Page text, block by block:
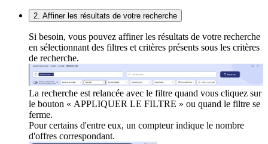
2. Affiner les résultats de votre recherche
Si besoin, vous pouvez affiner les résultats de votre recherche
en sélectionnant des filtres et critères présents sous les critères
de recherche.
La recherche est relancée avec le filtre quand vous cliquez sur
le bouton « APPLIQUER LE FILTRE » ou quand le filtre se
ferme.
Pour certains d'entre eux, un compteur indique le nombre
d'offres correspondant.